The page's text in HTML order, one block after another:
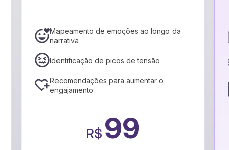
da
Conversão para formato EPub3, padrão
Ajustes via IA para garantir maior
acessibilidade
Relatório de metadados recomendados
por IA
R$109